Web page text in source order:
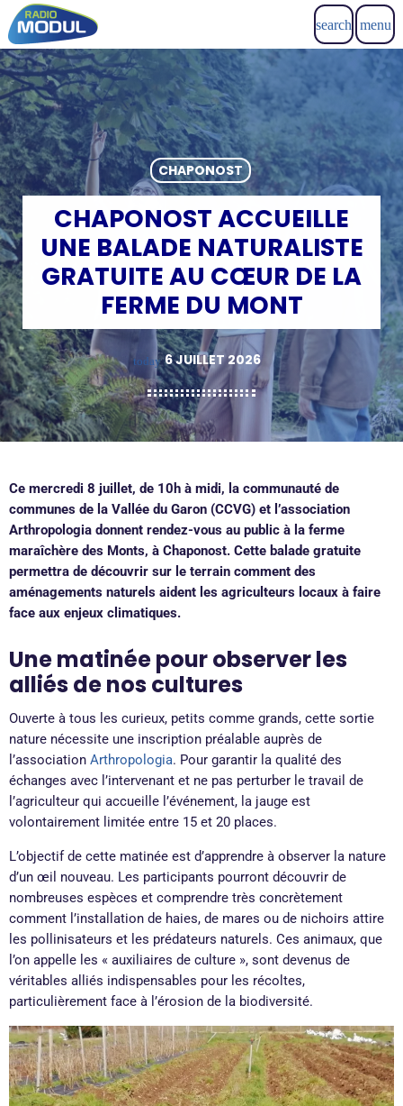
search menu
CHAPONOST
CHAPONOST ACCUEILLE
UNE BALADE NATURALISTE
GRATUITE AU CŒUR DE LA
FERME DU MONT
today 6 JUILLET 2026
Ce mercredi 8 juillet, de 10h à midi, la communauté de
communes de la Vallée du Garon (CCVG) et l’association
Arthropologia donnent rendez-vous au public à la ferme
maraîchère des Monts, à Chaponost. Cette balade gratuite
permettra de découvrir sur le terrain comment des
aménagements naturels aident les agriculteurs locaux à faire
face aux enjeux climatiques.
Une matinée pour observer les
alliés de nos cultures
Ouverte à tous les curieux, petits comme grands, cette sortie
nature nécessite une inscription préalable auprès de
l’association Arthropologia. Pour garantir la qualité des
échanges avec l’intervenant et ne pas perturber le travail de
l’agriculteur qui accueille l’événement, la jauge est
volontairement limitée entre 15 et 20 places.
L’objectif de cette matinée est d’apprendre à observer la nature
d’un œil nouveau. Les participants pourront découvrir de
nombreuses espèces et comprendre très concrètement
comment l’installation de haies, de mares ou de nichoirs attire
les pollinisateurs et les prédateurs naturels. Ces animaux, que
l’on appelle les « auxiliaires de culture », sont devenus de
véritables alliés indispensables pour les récoltes,
particulièrement face à l’érosion de la biodiversité.